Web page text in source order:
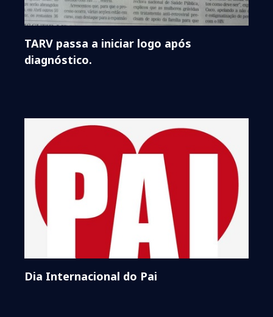
TARV passa a iniciar logo após
diagnóstico.
Dia Internacional do Pai